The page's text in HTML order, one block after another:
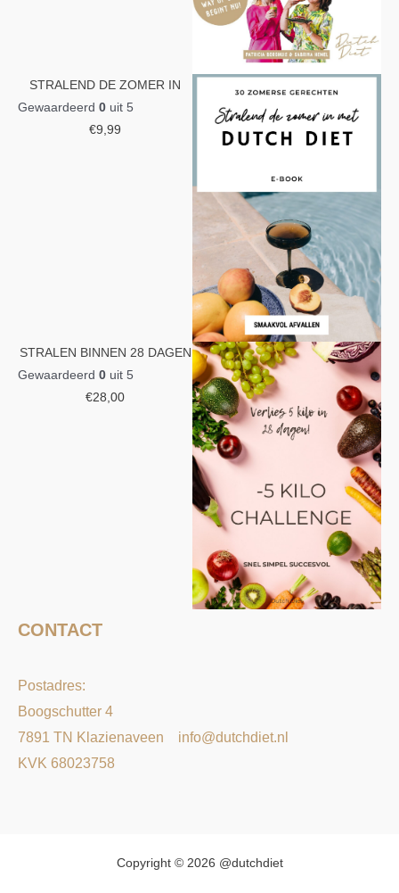
STRALEND DE ZOMER IN
Gewaardeerd 0 uit 5
€9,99
STRALEN BINNEN 28 DAGEN
Gewaardeerd 0 uit 5
€28,00
CONTACT
Postadres:
Boogschutter 4
7891 TN Klazienaveen info@dutchdiet.nl
KVK 68023758
Copyright © 2026 @dutchdiet